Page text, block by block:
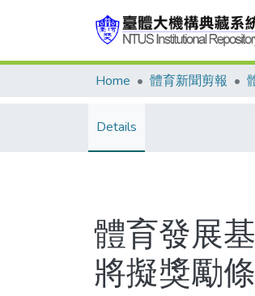
Home 體育新聞剪報
Details
體育發展
將擬獎勵